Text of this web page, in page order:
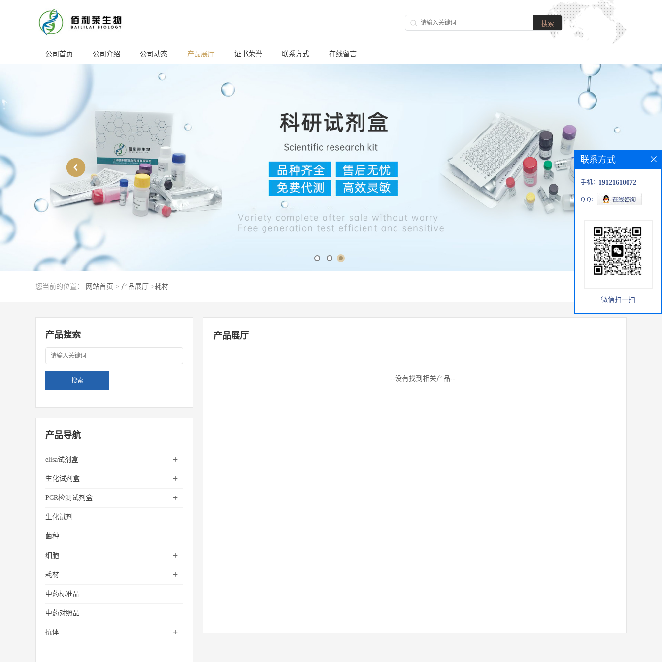
公司首页 公司介绍 公司动态 产品展厅 证书荣誉 联系方式 在线留言
您当前的位置： 网站首页 > 产品展厅 >耗材
产品搜索
产品导航
elisa试剂盒 +
生化试剂盒 +
PCR检测试剂盒 +
生化试剂
菌种
细胞 +
耗材 +
中药标准品
中药对照品
抗体 +
产品展厅
--没有找到相关产品--
联系方式
手机： 19121610072
Q Q：
微信扫一扫